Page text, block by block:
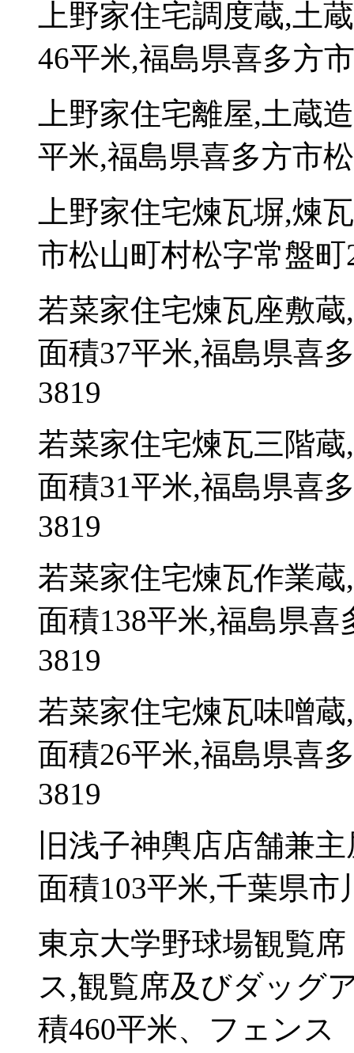
上野家住宅調度蔵,土
46平米,福島県喜多方
上野家住宅離屋,土蔵
平米,福島県喜多方市
上野家住宅煉瓦塀,煉
市松山町村松字常盤町
若菜家住宅煉瓦座敷
面積37平米,福島県喜
3819
若菜家住宅煉瓦三階
面積31平米,福島県喜
3819
若菜家住宅煉瓦作業
面積138平米,福島県
3819
若菜家住宅煉瓦味噌
面積26平米,福島県喜
3819
旧浅子神輿店店舗兼
面積103平米,千葉県市
東京大学野球場観覧
ス,観覧席及びダッグ
積460平米、フェン